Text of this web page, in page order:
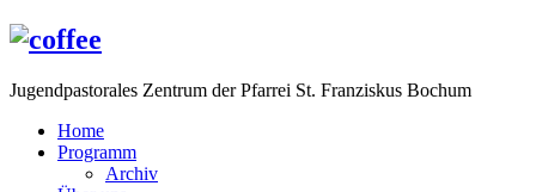
Jugendpastorales Zentrum der Pfarrei St. Franziskus Bochum
Home
Programm
Archiv